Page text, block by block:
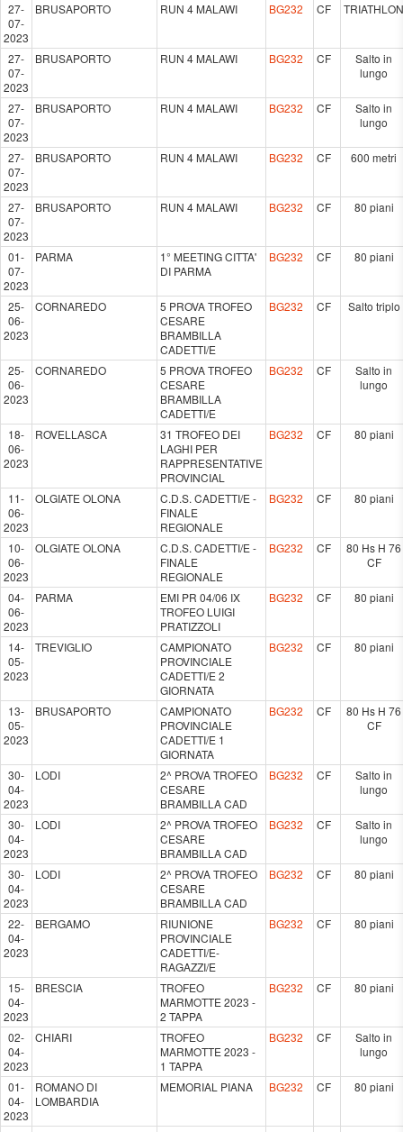
27-
07-
2023
BRUSAPORTO RUN 4 MALAWI BG232 CF TRIATHLON
27-
07-
2023
BRUSAPORTO RUN 4 MALAWI BG232 CF
Salto in
lungo
27-
07-
2023
BRUSAPORTO RUN 4 MALAWI BG232 CF
Salto in
lungo
27-
07-
2023
BRUSAPORTO RUN 4 MALAWI BG232 CF 600 metri
27-
07-
2023
BRUSAPORTO RUN 4 MALAWI BG232 CF 80 piani
01-
07-
2023
PARMA
1° MEETING CITTA'
DI PARMA
BG232 CF 80 piani
25-
06-
2023
CORNAREDO
5 PROVA TROFEO
CESARE
BRAMBILLA
CADETTI/E
BG232 CF Salto triplo
25-
06-
2023
CORNAREDO
5 PROVA TROFEO
CESARE
BRAMBILLA
CADETTI/E
BG232 CF
Salto in
lungo
18-
06-
2023
ROVELLASCA
31 TROFEO DEI
LAGHI PER
RAPPRESENTATIVE
PROVINCIAL
BG232 CF 80 piani
11-
06-
2023
OLGIATE OLONA
C.D.S. CADETTI/E -
FINALE
REGIONALE
BG232 CF 80 piani
10-
06-
2023
OLGIATE OLONA
C.D.S. CADETTI/E -
FINALE
REGIONALE
BG232 CF
80 Hs H 76
CF
04-
06-
2023
PARMA
EMI PR 04/06 IX
TROFEO LUIGI
PRATIZZOLI
BG232 CF 80 piani
14-
05-
2023
TREVIGLIO
CAMPIONATO
PROVINCIALE
CADETTI/E 2
GIORNATA
BG232 CF 80 piani
13-
05-
2023
BRUSAPORTO
CAMPIONATO
PROVINCIALE
CADETTI/E 1
GIORNATA
BG232 CF
80 Hs H 76
CF
30-
04-
2023
LODI
2^ PROVA TROFEO
CESARE
BRAMBILLA CAD
BG232 CF
Salto in
lungo
30-
04-
2023
LODI
2^ PROVA TROFEO
CESARE
BRAMBILLA CAD
BG232 CF
Salto in
lungo
30-
04-
2023
LODI
2^ PROVA TROFEO
CESARE
BRAMBILLA CAD
BG232 CF 80 piani
22-
04-
2023
BERGAMO
RIUNIONE
PROVINCIALE
CADETTI/E-
RAGAZZI/E
BG232 CF 80 piani
15-
04-
2023
BRESCIA
TROFEO
MARMOTTE 2023 -
2 TAPPA
BG232 CF 80 piani
02-
04-
2023
CHIARI
TROFEO
MARMOTTE 2023 -
1 TAPPA
BG232 CF
Salto in
lungo
01-
04-
2023
ROMANO DI
LOMBARDIA
MEMORIAL PIANA BG232 CF 80 piani